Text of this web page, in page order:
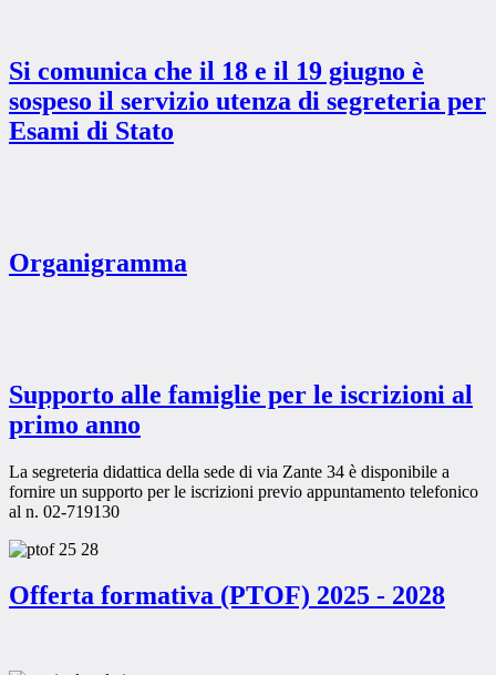
Si comunica che il 18 e il 19 giugno è
sospeso il servizio utenza di segreteria per
Esami di Stato
Organigramma
Supporto alle famiglie per le iscrizioni al
primo anno
La segreteria didattica della sede di via Zante 34 è disponibile a
fornire un supporto per le iscrizioni previo appuntamento telefonico
al n. 02-719130
Offerta formativa (PTOF) 2025 - 2028